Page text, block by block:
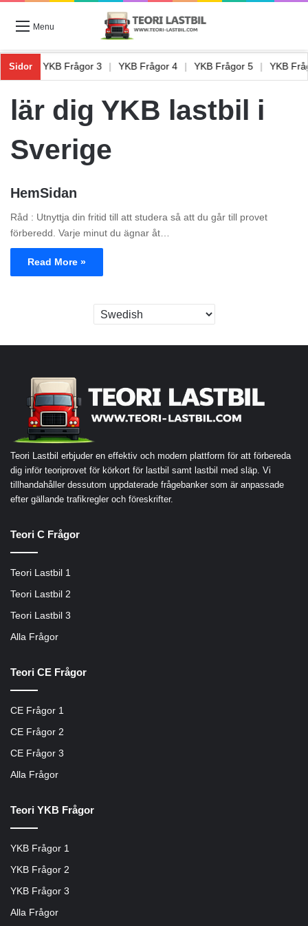
Menu
Sidor
2 | YKB Frågor 3 | YKB Frågor 4 | YKB Frågor 5 | YKB
lär dig YKB lastbil i
Sverige
HemSidan
Råd : Utnyttja din fritid till att studera så att du går till provet
förberedd. Varje minut du ägnar åt…
Read More »
Teori Lastbil erbjuder en effektiv och modern plattform för att förbereda
dig inför teoriprovet för körkort för lastbil samt lastbil med släp. Vi
tillhandahåller dessutom uppdaterade frågebanker som är anpassade
efter gällande trafikregler och föreskrifter.
Teori C Frågor
Teori Lastbil 1
Teori Lastbil 2
Teori Lastbil 3
Alla Frågor
Teori CE Frågor
CE Frågor 1
CE Frågor 2
CE Frågor 3
Alla Frågor
Teori YKB Frågor
YKB Frågor 1
YKB Frågor 2
YKB Frågor 3
Alla Frågor